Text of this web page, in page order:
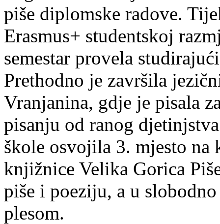
piše diplomske radove.
Erasmus+ studentskoj
semestar provela
Prethodno je završila
Vranjanina, gdje je pisala
pisanju od ranog
škole osvojila 3. mjesto na
knjižnice Velika Gorica
piše i poeziju, a u
plesom.